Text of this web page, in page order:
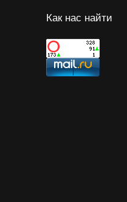
Как нас найти